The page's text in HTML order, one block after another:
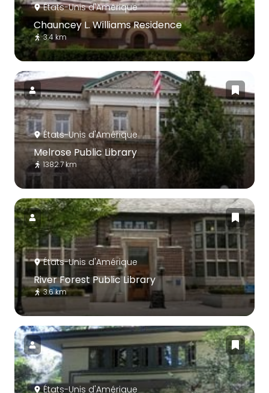
États-Unis d'Amérique
Chauncey L. Williams Residence
3.4 km
États-Unis d'Amérique
Melrose Public Library
1382.7 km
États-Unis d'Amérique
River Forest Public Library
3.6 km
États-Unis d'Amérique